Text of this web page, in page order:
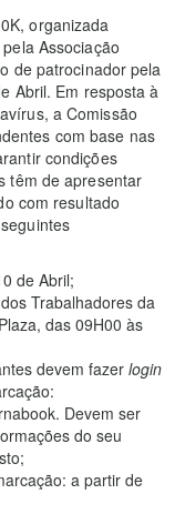
organizada
Associação
de patrocinador pela
Abril. Em resposta à
a Comissão
com base nas
condições
têm de apresentar
com resultado
de Abril;
Trabalhadores da
das 09H00 às
devem fazer login
Devem ser
do seu
a partir de